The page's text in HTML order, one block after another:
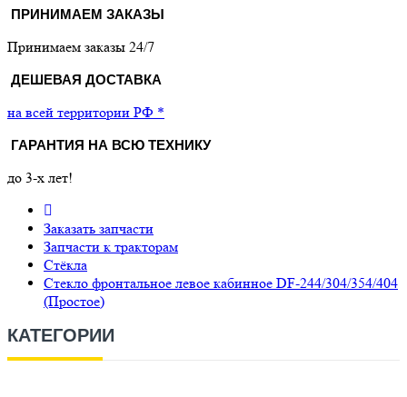
ПРИНИМАЕМ ЗАКАЗЫ
Принимаем заказы 24/7
ДЕШЕВАЯ ДОСТАВКА
на всей территории РФ *
ГАРАНТИЯ НА ВСЮ ТЕХНИКУ
до 3-х лет!
Заказать запчасти
Запчасти к тракторам
Стёкла
Стекло фронтальное левое кабинное DF-244/304/354/404
(Простое)
КАТЕГОРИИ